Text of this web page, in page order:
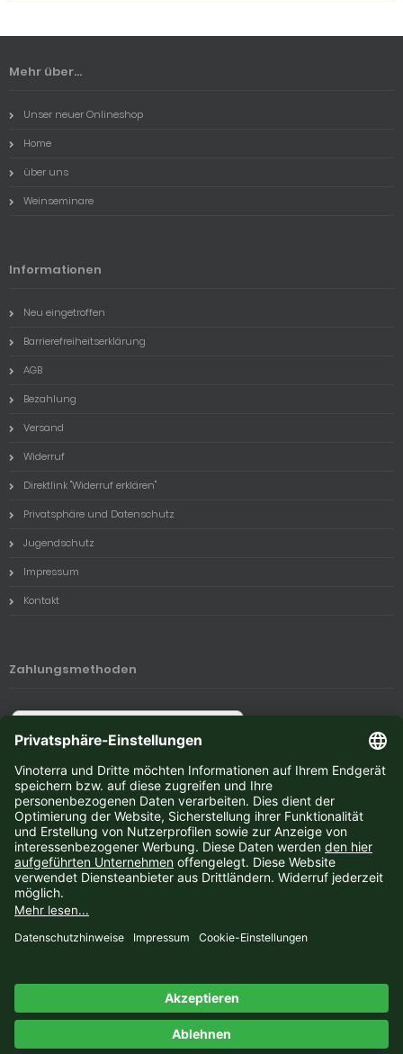
Mehr über...
Unser neuer Onlineshop
Home
über uns
Weinseminare
Informationen
Neu eingetroffen
Barrierefreiheitserklärung
AGB
Bezahlung
Versand
Widerruf
Direktlink "Widerruf erklären"
Privatsphäre und Datenschutz
Jugendschutz
Impressum
Kontakt
Zahlungsmethoden
Newsletter-Anmeldung
E-Mail-Adresse:
Vinoterra © 2026 | Template © 2009-2026 bymod
modified eCommerce Shopsoftware © 2009-2026